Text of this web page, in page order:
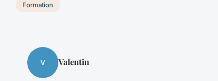
Formation
V Valentin